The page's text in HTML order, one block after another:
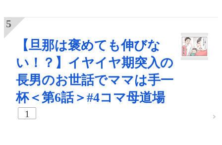
【旦那は褒めても伸びな
い！？】イヤイヤ期突入の
長男のお世話でママは手一
杯＜第6話＞#4コマ母道場
1